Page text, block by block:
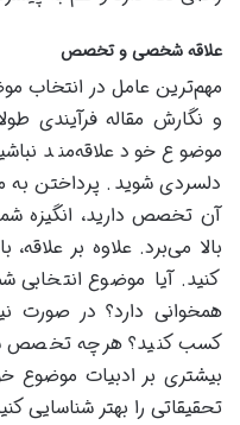
علاقه شخصی و تخصص
مهم‌ترین عامل در انتخاب
و نگارش مقاله فرآیندی
موضوع خود علاقه‌مند
دلسردی شوید. پرداختن به
آن تخصص دارید، انگیزه
بالا می‌برد. علاوه بر
کنید. آیا موضوع انتخابی
همخوانی دارد؟ در صورت
کسب کنید؟ هرچه تخصص
بیشتری بر ادبیات موضوع
تحقیقاتی را بهتر شناسایی